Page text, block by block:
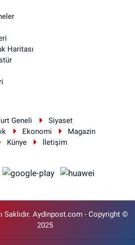
Haritası
Geneli
Siyaset
Ekonomi
Magazin
Künye
İletişim
Saklıdır. Aydinpost.com - Copyright ©
2025